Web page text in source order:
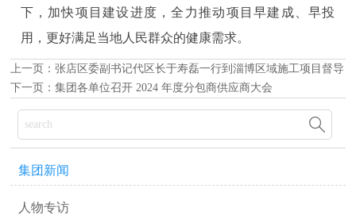
下，加快项目建设进度，全力推动项目早建成、早投
用，更好满足当地人民群众的健康需求。
上一页：张店区委副书记代区长于寿磊一行到淄博区域施工项目督导
下一页：集团各单位召开 2024 年度分包商供应商大会

集团新闻
人物专访